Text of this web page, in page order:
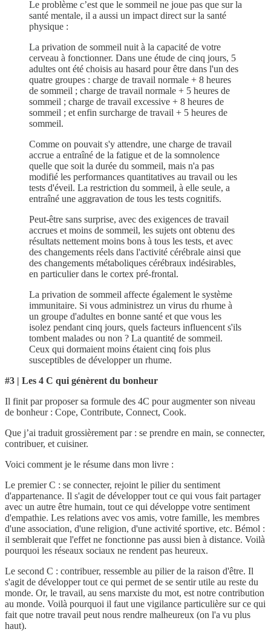
Le problème c’est que le sommeil ne joue pas que sur la
santé mentale, il a aussi un impact direct sur la santé
physique :
La privation de sommeil nuit à la capacité de votre
cerveau à fonctionner. Dans une étude de cinq jours, 5
adultes ont été choisis au hasard pour être dans l'un des
quatre groupes : charge de travail normale + 8 heures
de sommeil ; charge de travail normale + 5 heures de
sommeil ; charge de travail excessive + 8 heures de
sommeil ; et enfin surcharge de travail + 5 heures de
sommeil.
Comme on pouvait s'y attendre, une charge de travail
accrue a entraîné de la fatigue et de la somnolence
quelle que soit la durée du sommeil, mais n'a pas
modifié les performances quantitatives au travail ou les
tests d'éveil. La restriction du sommeil, à elle seule, a
entraîné une aggravation de tous les tests cognitifs.
Peut-être sans surprise, avec des exigences de travail
accrues et moins de sommeil, les sujets ont obtenu des
résultats nettement moins bons à tous les tests, et avec
des changements réels dans l'activité cérébrale ainsi que
des changements métaboliques cérébraux indésirables,
en particulier dans le cortex pré-frontal.
La privation de sommeil affecte également le système
immunitaire. Si vous administrez un virus du rhume à
un groupe d'adultes en bonne santé et que vous les
isolez pendant cinq jours, quels facteurs influencent s'ils
tombent malades ou non ? La quantité de sommeil.
Ceux qui dormaient moins étaient cinq fois plus
susceptibles de développer un rhume.
#3 | Les 4 C qui génèrent du bonheur
Il finit par proposer sa formule des 4C pour augmenter son niveau
de bonheur : Cope, Contribute, Connect, Cook.
Que j’ai traduit grossièrement par : se prendre en main, se connecter,
contribuer, et cuisiner.
Voici comment je le résume dans mon livre :
Le premier C : se connecter, rejoint le pilier du sentiment
d'appartenance. Il s'agit de développer tout ce qui vous fait partager
avec un autre être humain, tout ce qui développe votre sentiment
d'empathie. Les relations avec vos amis, votre famille, les membres
d'une association, d'une religion, d'une activité sportive, etc. Bémol :
il semblerait que l'effet ne fonctionne pas aussi bien à distance. Voilà
pourquoi les réseaux sociaux ne rendent pas heureux.
Le second C : contribuer, ressemble au pilier de la raison d'être. Il
s'agit de développer tout ce qui permet de se sentir utile au reste du
monde. Or, le travail, au sens marxiste du mot, est notre contribution
au monde. Voilà pourquoi il faut une vigilance particulière sur ce qui
fait que notre travail peut nous rendre malheureux (on l'a vu plus
haut).